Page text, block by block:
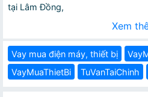
tại Lâm Đồng,
Xem
Vay mua điện máy, thiết bị
VayMuaThietBi
TuVanTaiChinh